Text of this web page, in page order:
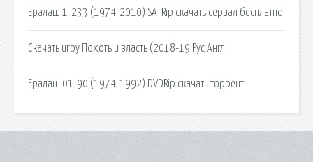
Ералаш 1-233 (1974-2010) SATRip скачать сериал бесплатно.
Скачать игру Похоть и власть (2018-19 Рус Англ.
Ералаш 01-90 (1974-1992) DVDRip скачать торрент.